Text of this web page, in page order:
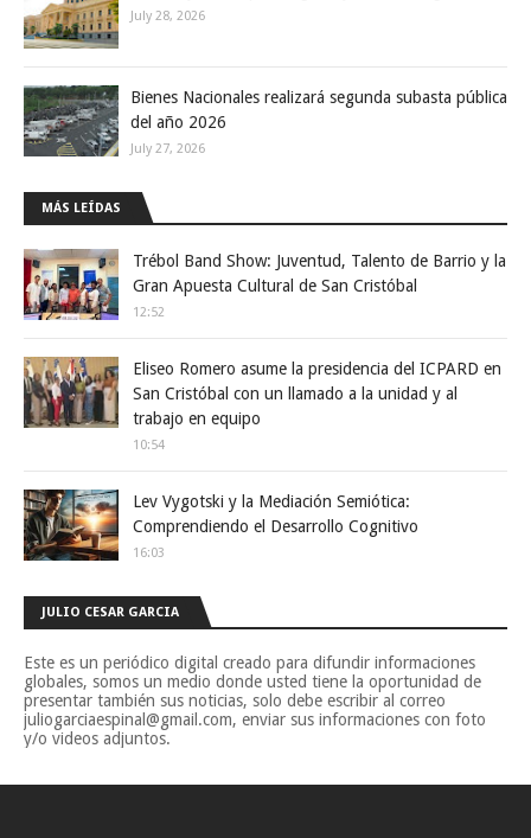
July 28, 2026
Bienes Nacionales realizará segunda subasta pública
del año 2026
July 27, 2026
MÁS LEÍDAS
Trébol Band Show: Juventud, Talento de Barrio y la
Gran Apuesta Cultural de San Cristóbal
12:52
Eliseo Romero asume la presidencia del ICPARD en
San Cristóbal con un llamado a la unidad y al
trabajo en equipo
10:54
Lev Vygotski y la Mediación Semiótica:
Comprendiendo el Desarrollo Cognitivo
16:03
JULIO CESAR GARCIA
Este es un periódico digital creado para difundir informaciones
globales, somos un medio donde usted tiene la oportunidad de
presentar también sus noticias, solo debe escribir al correo
juliogarciaespinal@gmail.com, enviar sus informaciones con foto
y/o videos adjuntos.